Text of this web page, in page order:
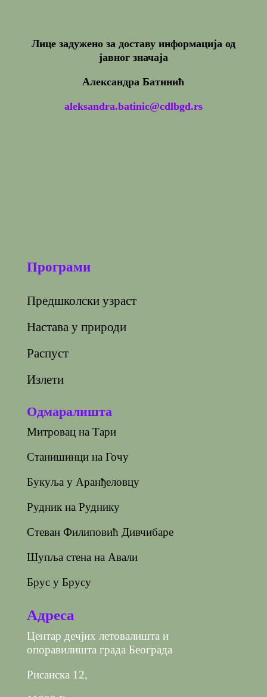
Лице задужено за доставу информација од
јавног значаја
Александра Батинић
aleksandra.batinic@cdlbgd.rs
Програми
Предшколски узраст
Настава у природи
Распуст
Излети
Одмаралишта
Митровац на Тари
Станишинци на Гочу
Букуља у Аранђеловцу
Рудник на Руднику
Стеван Филиповић Дивчибаре
Шупља стена на Авали
Брус у Брусу
Адреса
Центар дечјих летовалишта и
опоравилишта града Београда
Рисанска 12,